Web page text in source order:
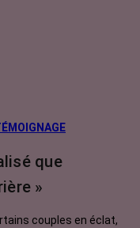
que
»
couples en éclat,